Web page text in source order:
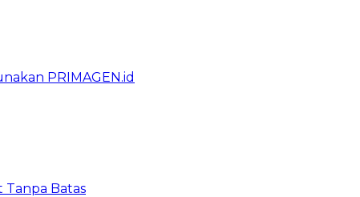
PRIMAGEN.id
Tanpa Batas